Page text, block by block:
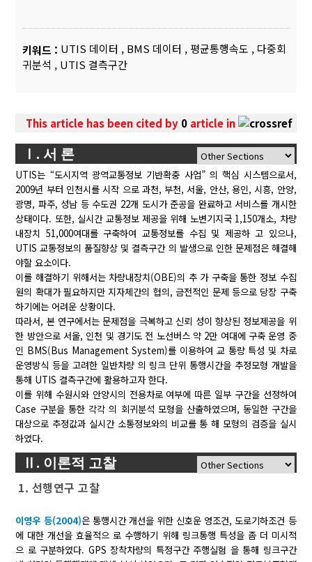
키워드 : UTIS 데이터 , BMS 데이터 , 평균통행속도 , 다중회
귀분석 , UTIS 결측구간
This article has been cited by 0 article in
Ⅰ. 서 론
UTIS는 “도시지역 광역교통정보 기반확충 사업” 의 핵심 시스템으로서,
2009년 부터 인천시를 시작 으로 과천, 부천, 서울, 안산, 용인, 시흥, 안양,
광명, 파주, 성남 등 수도권 22개 도시가 준공을 완료하고 서비스를 개시한
상태이다. 또한, 실시간 교통정보 제공을 위해 노변기지국 1,150개소, 차량
내장치 51,000여대를 구축하여 교통정보를 수집 및 제공하 고 있으나,
UTIS 교통정보의 품질향상 및 결측구간 의 발생으로 인한 문제점은 해결해
야할 요소이다.
이를 해결하기 위해서는 차량내장치(OBE)의 추 가 구축을 통한 정보 수집
원의 확대가 필요하지만 지자체간의 협의, 금전적인 문제 등으로 당장 구축
하기에는 어려운 상황이다.
따라서, 본 연구에서는 문제점을 극복하고 신뢰 성이 향상된 정보제공을 위
한 방안으로 서울, 인천 및 경기도 전 노선버스 약 2만 여대에 구축 운영 중
인 BMS(Bus Management System)를 이용하여 교 통량 특성 및 차로
운영방식 등을 고려한 일반차량 의 링크 단위 통행시간을 추정모형 개발을
통해 UTIS 결측구간에 활용하고자 한다.
이를 위해 수원시와 안양시의 전용차로 여부에 따른 일부 구간을 선정하여
Case 구분을 통한 각각 의 회귀분석 모형을 산출하였으며, 동일한 구간을
대상으로 추정값과 실시간 소통정보와의 비교를 통 해 모형의 검증을 실시
하였다.
Ⅱ. 이론적 고찰
1. 선행연구 고찰
이영우 등(2004)은 통행시간 개선을 위한 신호운 영조건, 도로기하조건 등
에 대한 개선을 효율적으 로 수행하기 위해 링크통행 특성을 좀 더 미시적
으 로 구분하였다. GPS 장착차량의 특정구간 주행실험 을 통해 링크구간